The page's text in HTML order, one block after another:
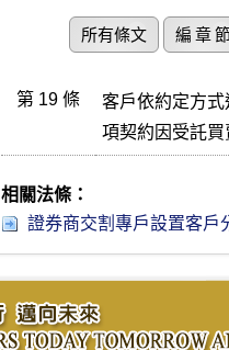
所有條文 編 章 節
第 19 條
客戶依約定方
項契約因受託
相關法條：
證券商交割專戶設置客戶